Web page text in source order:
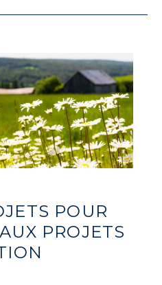
POUR
PROJETS